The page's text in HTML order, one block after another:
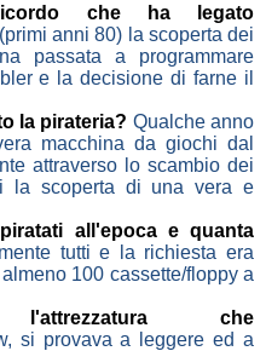
che ha legato
anni 80) la scoperta dei
passata a programmare
e la decisione di farne il
la pirateria? Qualche anno
macchina da giochi dal
attraverso lo scambio dei
la scoperta di una vera e
all'epoca e quanta
tutti e la richiesta era
100 cassette/floppy a
che
, si provava a leggere ed a